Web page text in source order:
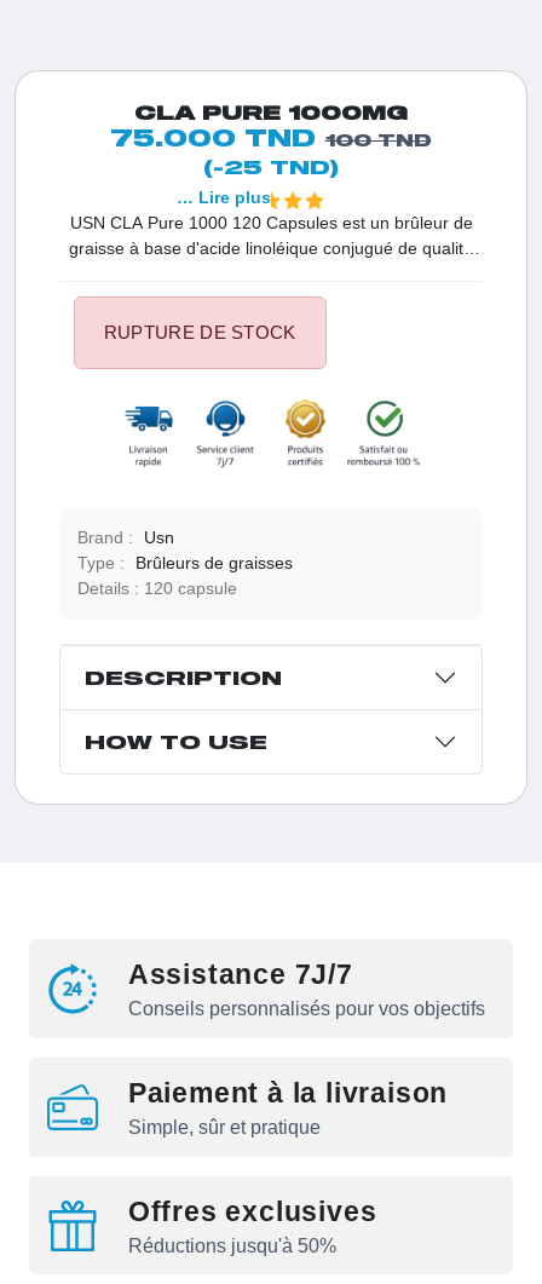
CLA PURE 1000MG
75.000 TND 100 TND
(-25 TND)
USN CLA Pure 1000 120 Capsules est un brûleur de
graisse à base d'acide linoléique conjugué de qualité
graisse corporelle, notamment lorsqu'elle est associée
à un programme d'exercices. Chaque capsule molle
linoléique conjugué (CLA), dont 800 mg sont de CLA
pur. Ces capsules de gélatine bovine sont sans sucre,
offrant ainsi un moyen pratique et efficace de soutenir
votre santé et vos objectifs de perte de poids.
… Lire plus
RUPTURE DE STOCK
Brand :
Usn
Type :
Brûleurs de graisses
Details :
120 capsule
DESCRIPTION
HOW TO USE
Assistance 7J/7
Conseils personnalisés pour vos objectifs
Paiement à la livraison
Simple, sûr et pratique
Offres exclusives
Réductions jusqu'à 50%